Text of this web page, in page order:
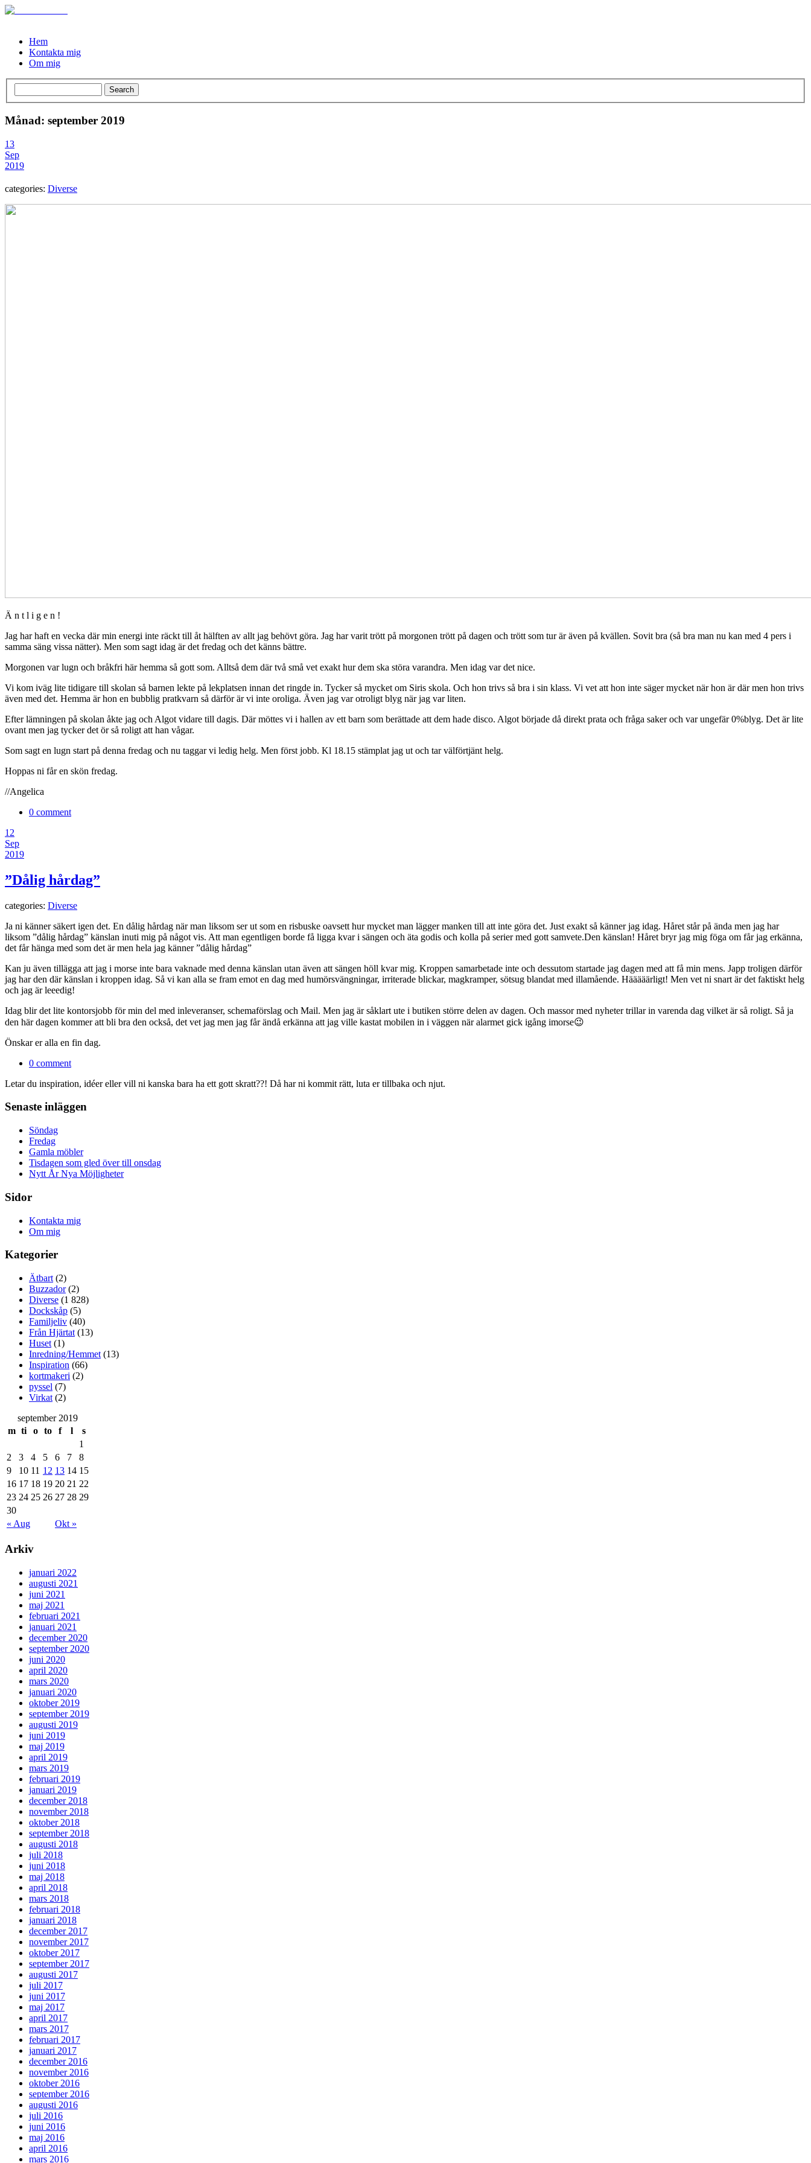
Hem
Kontakta mig
Om mig
Månad: september 2019
13
Sep
2019
categories: Diverse
Ä n t l i g e n !
Jag har haft en vecka där min energi inte räckt till åt hälften av allt jag behövt göra. Jag har varit trött på morgonen trött på dagen och trött som tur är även på kvällen. Sovit bra (så bra man nu kan med 4 pers i
samma säng vissa nätter). Men som sagt idag är det fredag och det känns bättre.
Morgonen var lugn och bråkfri här hemma så gott som. Alltså dem där två små vet exakt hur dem ska störa varandra. Men idag var det nice.
Vi kom iväg lite tidigare till skolan så barnen lekte på lekplatsen innan det ringde in. Tycker så mycket om Siris skola. Och hon trivs så bra i sin klass. Vi vet att hon inte säger mycket när hon är där men hon trivs
även med det. Hemma är hon en bubblig pratkvarn så därför är vi inte oroliga. Även jag var otroligt blyg när jag var liten.
Efter lämningen på skolan åkte jag och Algot vidare till dagis. Där möttes vi i hallen av ett barn som berättade att dem hade disco. Algot började då direkt prata och fråga saker och var ungefär 0%blyg. Det är lite
ovant men jag tycker det ör så roligt att han vågar.
Som sagt en lugn start på denna fredag och nu taggar vi ledig helg. Men först jobb. Kl 18.15 stämplat jag ut och tar välförtjänt helg.
Hoppas ni får en skön fredag.
//Angelica
0 comment
12
Sep
2019
”Dålig hårdag”
categories: Diverse
Ja ni känner säkert igen det. En dålig hårdag när man liksom ser ut som en risbuske oavsett hur mycket man lägger manken till att inte göra det. Just exakt så känner jag idag. Håret står på ända men jag har
liksom ”dålig hårdag” känslan inuti mig på något vis. Att man egentligen borde få ligga kvar i sängen och äta godis och kolla på serier med gott samvete.Den känslan! Håret bryr jag mig föga om får jag erkänna,
det får hänga med som det är men hela jag känner ”dålig hårdag”
Kan ju även tillägga att jag i morse inte bara vaknade med denna känslan utan även att sängen höll kvar mig. Kroppen samarbetade inte och dessutom startade jag dagen med att få min mens. Japp troligen därför
jag har den där känslan i kroppen idag. Så vi kan alla se fram emot en dag med humörsvängningar, irriterade blickar, magkramper, sötsug blandat med illamående. Hääääärligt! Men vet ni snart är det faktiskt helg
och jag är leeedig!
Idag blir det lite kontorsjobb för min del med inleveranser, schemaförslag och Mail. Men jag är såklart ute i butiken större delen av dagen. Och massor med nyheter trillar in varenda dag vilket är så roligt. Så ja
den här dagen kommer att bli bra den också, det vet jag men jag får ändå erkänna att jag ville kastat mobilen in i väggen när alarmet gick igång imorse😉
Önskar er alla en fin dag.
0 comment
Letar du inspiration, idéer eller vill ni kanska bara ha ett gott skratt??! Då har ni kommit rätt, luta er tillbaka och njut.
Senaste inläggen
Söndag
Fredag
Gamla möbler
Tisdagen som gled över till onsdag
Nytt År Nya Möjligheter
Sidor
Kontakta mig
Om mig
Kategorier
Ätbart (2)
Buzzador(2)
Diverse (1 828)
Dockskåp (5)
Familjeliv (40)
Från Hjärtat (13)
Huset (1)
Inredning/Hemmet (13)
Inspiration (66)
kortmakeri (2)
pyssel (7)
Virkat (2)
september 2019
m ti o to f l s
« Aug Okt »
1
2
3 4 5 6 7
8
9
10 11 12 13 14 15
16 17 18 19 20 21 22
23 24 25 26 27 28 29
30
Arkiv
januari 2022
augusti 2021
juni 2021
maj 2021
februari 2021
januari 2021
december 2020
september 2020
juni 2020
april 2020
mars 2020
januari 2020
oktober 2019
september 2019
augusti 2019
juni 2019
maj 2019
april 2019
mars 2019
februari 2019
januari 2019
december 2018
november 2018
oktober 2018
september 2018
augusti 2018
juli 2018
juni 2018
maj 2018
april 2018
mars 2018
februari 2018
januari 2018
december 2017
november 2017
oktober 2017
september 2017
augusti 2017
juli 2017
juni 2017
maj 2017
april 2017
mars 2017
februari 2017
januari 2017
december 2016
november 2016
oktober 2016
september 2016
augusti 2016
juli 2016
juni 2016
maj 2016
april 2016
mars 2016